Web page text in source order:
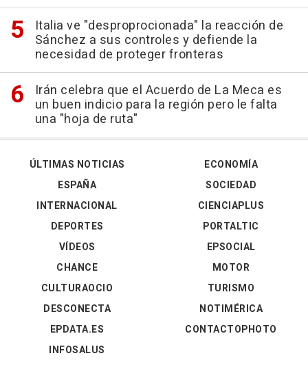
Italia ve "desproprocionada" la reacción de
Sánchez a sus controles y defiende la
necesidad de proteger fronteras
Irán celebra que el Acuerdo de La Meca es
un buen indicio para la región pero le falta
una "hoja de ruta"
ÚLTIMAS NOTICIAS
ESPAÑA
INTERNACIONAL
DEPORTES
VÍDEOS
ECONOMÍA
SOCIEDAD
CIENCIAPLUS
PORTALTIC
EPSOCIAL
CHANCE
CULTURAOCIO
DESCONECTA
EPDATA.ES
INFOSALUS
MOTOR
TURISMO
NOTIMÉRICA
CONTACTOPHOTO